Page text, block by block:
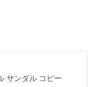
サンダル コピー